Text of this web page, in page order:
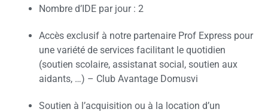
Nombre d’IDE par jour : 2
Accès exclusif à notre partenaire Prof Express pour
une variété de services facilitant le quotidien
(soutien scolaire, assistanat social, soutien aux
aidants, …) – Club Avantage Domusvi
Soutien à l’acquisition ou à la location d’un